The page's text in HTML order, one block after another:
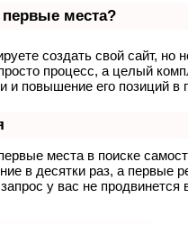
первые места?
создать свой сайт, но
процесс, а целый
и повышение его позиций в
места в поиске
в десятки раз, а первые
у вас не продвинется